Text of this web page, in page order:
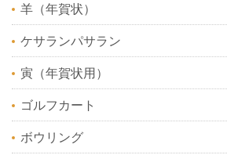
羊（年賀状）
ケサランパサラン
寅（年賀状用）
ゴルフカート
ボウリング